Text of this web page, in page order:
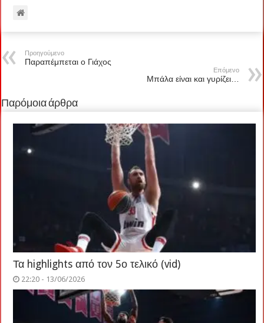
Προηγούμενο
Παραπέμπεται ο Γιάχος
Επόμενο
Μπάλα είναι και γυρίζει…
Παρόμοια άρθρα
Τα highlights από τον 5ο τελικό (vid)
22:20 - 13/06/2026